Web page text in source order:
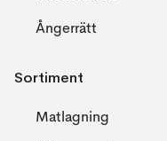
Ångerrätt
Sortiment
Matlagning